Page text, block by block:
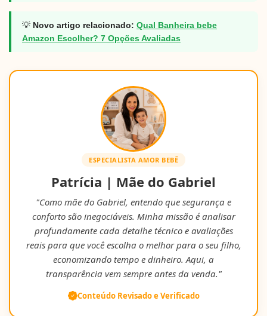
💡 Novo artigo relacionado: Qual Banheira bebe
Amazon Escolher? 7 Opções Avaliadas
ESPECIALISTA AMOR BEBÊ
Patrícia | Mãe do Gabriel
"Como mãe do Gabriel, entendo que segurança e
conforto são inegociáveis. Minha missão é analisar
profundamente cada detalhe técnico e avaliações
reais para que você escolha o melhor para o seu filho,
economizando tempo e dinheiro. Aqui, a
transparência vem sempre antes da venda."
Conteúdo Revisado e Verificado